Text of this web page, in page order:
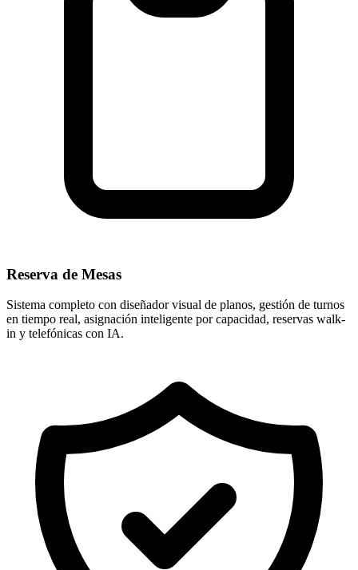
Reserva de Mesas
Sistema completo con diseñador visual de planos, gestión de turnos
en tiempo real, asignación inteligente por capacidad, reservas walk-
in y telefónicas con IA.